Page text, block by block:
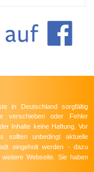
in Deutschland sorgfältig
verschieben oder Fehler
Inhalte keine Haftung. Vor
sollten unbedingt aktuelle
eingeholt werden - dazu
Webseite. Sie haben